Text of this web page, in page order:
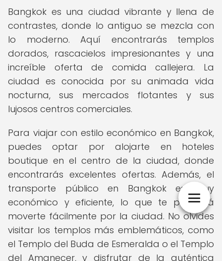
Bangkok es una ciudad vibrante y llena de
contrastes, donde lo antiguo se mezcla con
lo moderno. Aquí encontrarás templos
dorados, rascacielos impresionantes y una
increíble oferta de comida callejera. La
ciudad es conocida por su animada vida
nocturna, sus mercados flotantes y sus
lujosos centros comerciales.
Para viajar con estilo económico en Bangkok,
puedes optar por alojarte en hoteles
boutique en el centro de la ciudad, donde
encontrarás excelentes ofertas. Además, el
transporte público en Bangkok es muy
económico y eficiente, lo que te permitirá
moverte fácilmente por la ciudad. No olvides
visitar los templos más emblemáticos, como
el Templo del Buda de Esmeralda o el Templo
del Amanecer, y disfrutar de la auténtica